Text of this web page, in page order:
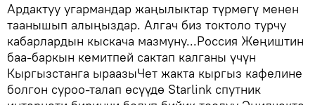
Ардактуу угармандар жаңылыктар түрмөгү менен
таанышып алыңыздар. Алгач биз токтоло турчу
кабарлардын кыскача мазмуну...Россия Жеңиштин
баа-баркын кемитпей сактап калганы үчүн
Кыргызстанга ыраазыЧет жакта кыргыз кафелине
болгон суроо-талап өсүүдө Starlink спутник